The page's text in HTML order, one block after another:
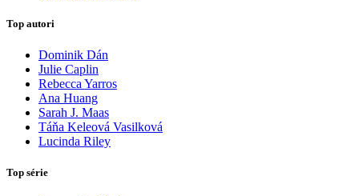
Top autori
Dominik Dán
Julie Caplin
Rebecca Yarros
Ana Huang
Sarah J. Maas
Táňa Keleová Vasilková
Lucinda Riley
Top série